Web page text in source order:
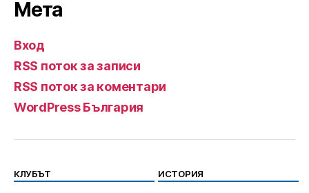
Мета
Вход
RSS поток за записи
RSS поток за коментари
WordPress България
КЛУБЪТ ИСТОРИЯ